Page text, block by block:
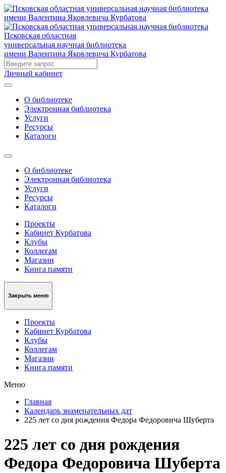
Псковская областная
универсальная научная библиотека
имени Валентина Яковлевича Курбатова
Личный кабинет
О библиотеке
Электронная библиотека
Услуги
Ресурсы
Каталоги
О библиотеке
Электронная библиотека
Услуги
Ресурсы
Каталоги
Проекты
Кабинет Курбатова
Клубы
Коллегам
Магазин
Книга памяти
Закрыть меню
Проекты
Кабинет Курбатова
Клубы
Коллегам
Магазин
Книга памяти
Меню
Главная
Календарь знаменательных дат
225 лет со дня рождения Федора Федоровича Шуберта
225 лет со дня рождения
Федора Федоровича Шуберта